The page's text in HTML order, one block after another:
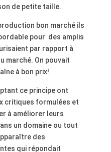
de petite taille.
bon marché ils
pour des amplis
par rapport à
marché. On pouvait
à bon prix!
ce principe ont
critiques formulées et
à améliorer leurs
un domaine ou tout
des
qui répondait